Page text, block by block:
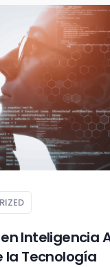
Inteligencia
la Tecnología